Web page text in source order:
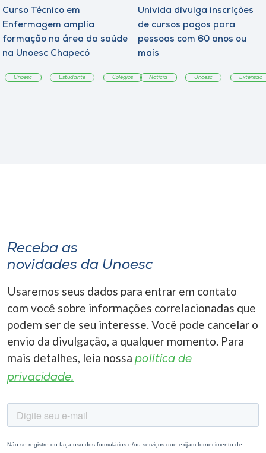
Curso Técnico em
Enfermagem amplia
formação na área da saúde
na Unoesc Chapecó
Unoesc Estudante Colégios
Univida divulga inscrições
de cursos pagos para
pessoas com 60 anos ou
mais
Notícia Unoesc Extensão
Receba as
novidades da Unoesc
Usaremos seus dados para entrar em contato
com você sobre informações correlacionadas que
podem ser de seu interesse. Você pode cancelar o
envio da divulgação, a qualquer momento. Para
mais detalhes, leia nossa política de
privacidade.